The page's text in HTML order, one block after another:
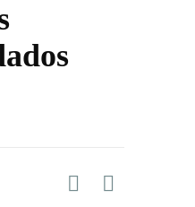
LinkedIn
on Reddit
Share on
Share on Pocket